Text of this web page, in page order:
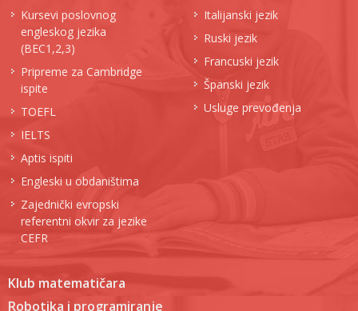
Kursevi poslovnog
engleskog jezika
(BEC1,2,3)
Pripreme za Cambridge
ispite
TOEFL
IELTS
Aptis ispiti
Engleski u obdaništima
Zajednički evropski
referentni okvir za jezike
CEFR
Italijanski jezik
Ruski jezik
Francuski jezik
Španski jezik
Usluge prevođenja
Klub matematičara
Robotika i programiranje